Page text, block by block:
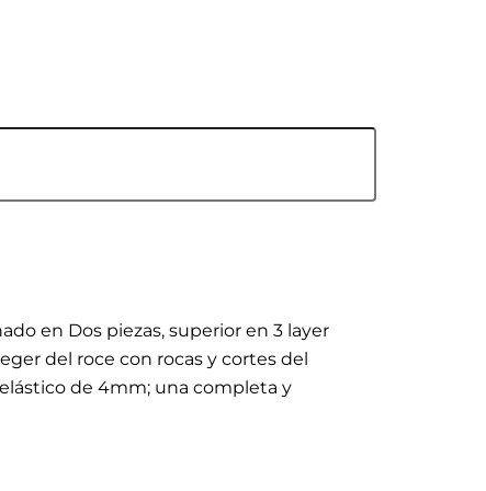
en Dos piezas, superior en 3 layer
del roce con rocas y cortes del
de 4mm; una completa y